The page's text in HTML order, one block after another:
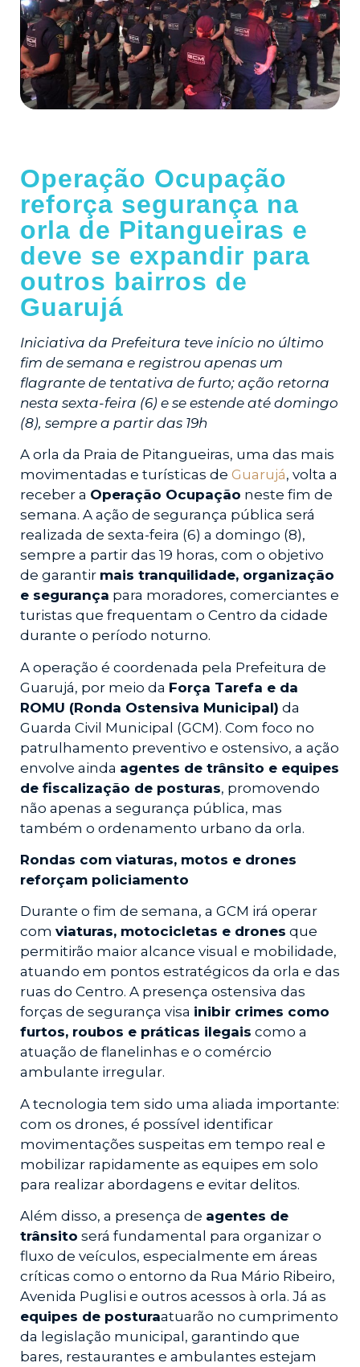
Operação Ocupação
reforça segurança na
orla de Pitangueiras e
deve se expandir para
outros bairros de
Guarujá
Iniciativa da Prefeitura teve início no último
fim de semana e registrou apenas um
flagrante de tentativa de furto; ação retorna
nesta sexta-feira (6) e se estende até domingo
(8), sempre a partir das 19h
A orla da Praia de Pitangueiras, uma das mais
movimentadas e turísticas de Guarujá, volta a
receber a Operação Ocupação neste fim de
semana. A ação de segurança pública será
realizada de sexta-feira (6) a domingo (8),
sempre a partir das 19 horas, com o objetivo
de garantir mais tranquilidade, organização
e segurança para moradores, comerciantes e
turistas que frequentam o Centro da cidade
durante o período noturno.
A operação é coordenada pela Prefeitura de
Guarujá, por meio da Força Tarefa e da
ROMU (Ronda Ostensiva Municipal) da
Guarda Civil Municipal (GCM). Com foco no
patrulhamento preventivo e ostensivo, a ação
envolve ainda agentes de trânsito e equipes
de fiscalização de posturas, promovendo
não apenas a segurança pública, mas
também o ordenamento urbano da orla.
Rondas com viaturas, motos e drones
reforçam policiamento
Durante o fim de semana, a GCM irá operar
com viaturas, motocicletas e drones que
permitirão maior alcance visual e mobilidade,
atuando em pontos estratégicos da orla e das
ruas do Centro. A presença ostensiva das
forças de segurança visa inibir crimes como
furtos, roubos e práticas ilegais como a
atuação de flanelinhas e o comércio
ambulante irregular.
A tecnologia tem sido uma aliada importante:
com os drones, é possível identificar
movimentações suspeitas em tempo real e
mobilizar rapidamente as equipes em solo
para realizar abordagens e evitar delitos.
Além disso, a presença de agentes de
trânsito será fundamental para organizar o
fluxo de veículos, especialmente em áreas
críticas como o entorno da Rua Mário Ribeiro,
Avenida Puglisi e outros acessos à orla. Já as
equipes de posturaatuarão no cumprimento
da legislação municipal, garantindo que
bares, restaurantes e ambulantes estejam